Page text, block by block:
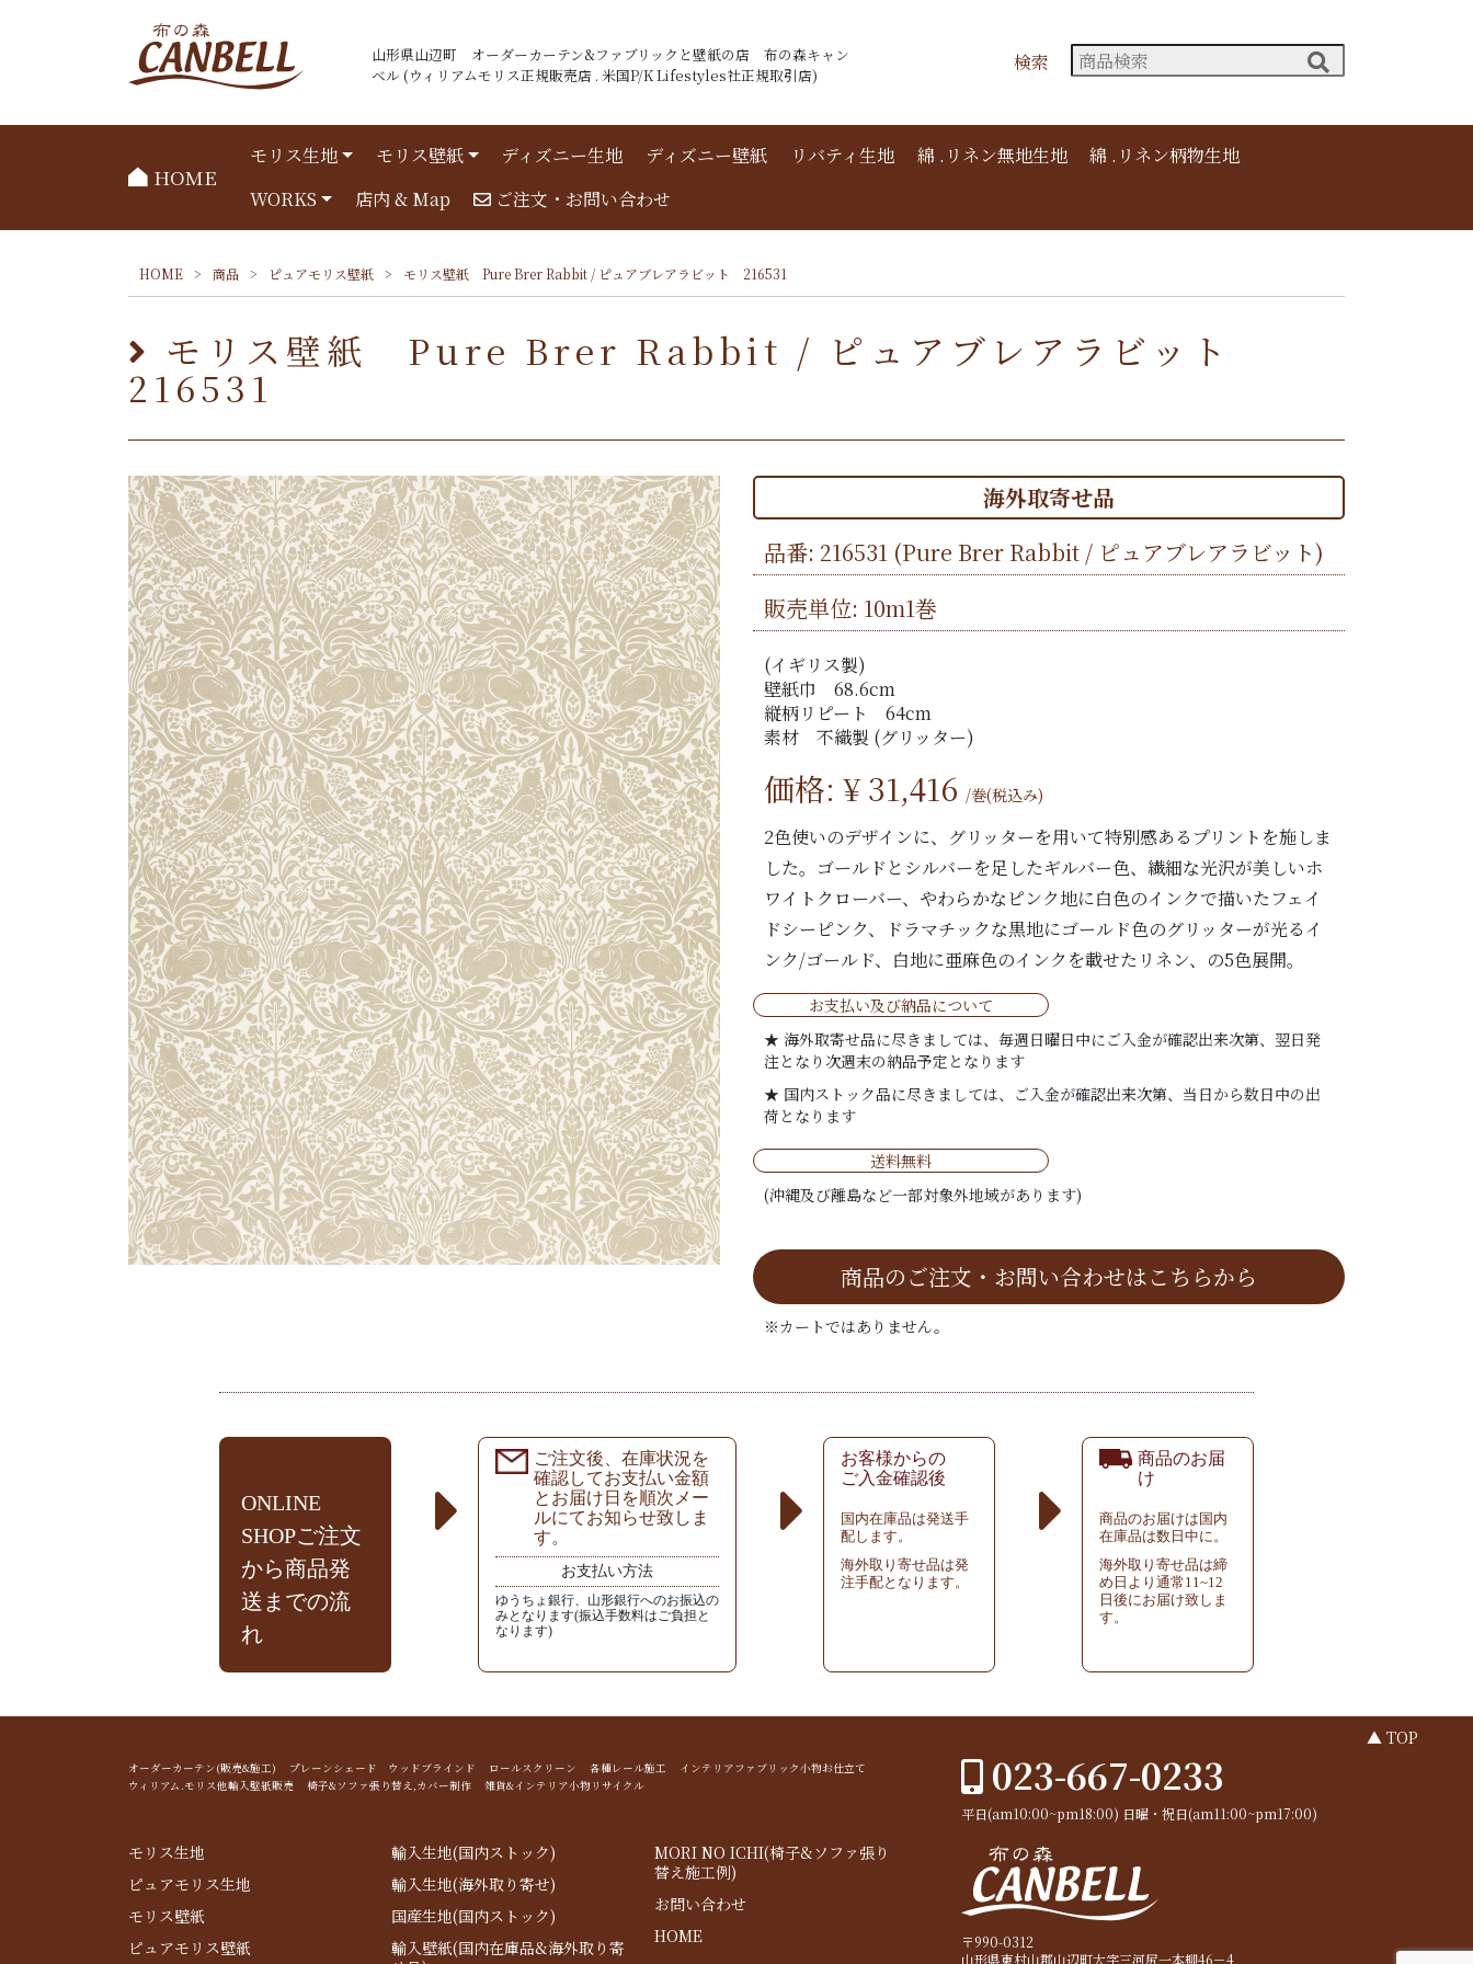
山形県山辺町 オーダーカーテン&ファブリックと壁紙の店 布の森キャン
ベル (ウィリアムモリス正規販売店 . 米国P/K Lifestyles社正規取引店)
検索
HOME
モリス生地 モリス壁紙 ディズニー生地 ディズニー壁紙 リバティ生地 綿 .リネン無地生地
綿 .リネン柄物生地
WORKS
店内 & Map ご注文・お問い合わせ
HOME > 商品 > ピュアモリス壁紙 > モリス壁紙 Pure Brer Rabbit / ピュアブレアラビット 216531
モリス壁紙 Pure Brer Rabbit / ピュアブレアラビット
216531
海外取寄せ品
品番: 216531 (Pure Brer Rabbit / ピュアブレアラビット)
販売単位: 10m1巻
(イギリス製)
壁紙巾 68.6cm
縦柄リピート 64cm
素材 不織製 (グリッター)
価格: ¥31,416 /巻(税込み)
2色使いのデザインに、グリッターを用いて特別感あるプリントを施しま
した。ゴールドとシルバーを足したギルバー色、繊細な光沢が美しいホ
ワイトクローバー、やわらかなピンク地に白色のインクで描いたフェイ
ドシーピンク、ドラマチックな黒地にゴールド色のグリッターが光るイ
ンク/ゴールド、白地に亜麻色のインクを載せたリネン、の5色展開。
お支払い及び納品について
★ 海外取寄せ品に尽きましては、毎週日曜日中にご入金が確認出来次第、翌日発
注となり次週末の納品予定となります
★ 国内ストック品に尽きましては、ご入金が確認出来次第、当日から数日中の出
荷となります
送料無料
(沖縄及び離島など一部対象外地域があります)
商品のご注文・お問い合わせはこちらから
※カートではありません。
ONLINE
SHOPご注文
から商品発
送までの流
れ
ご注文後、在庫状況を
確認してお支払い金額
とお届け日を順次メー
ルにてお知らせ致しま
す。
お支払い方法
ゆうちょ銀行、山形銀行へのお振込の
みとなります(振込手数料はご負担と
なります)
お客様からの
ご入金確認後
国内在庫品は発送手
配します。
海外取り寄せ品は発
注手配となります。
商品のお届
け
商品のお届けは国内
在庫品は数日中に。
海外取り寄せ品は締
め日より通常11~12
日後にお届け致しま
す。
▲ TOP
オーダーカーテン(販売&施工) プレーンシェード ウッドブラインド ロールスクリーン 各種レール施工 インテリアファブリック小物お仕立て
ウィリアム.モリス他輸入壁紙販売 椅子&ソファ張り替え,カバー制作 雑貨&インテリア小物リサイクル
モリス生地
ピュアモリス生地
モリス壁紙
ピュアモリス壁紙
輸入生地(国内ストック)
輸入生地(海外取り寄せ)
国産生地(国内ストック)
輸入壁紙(国内在庫品&海外取り寄
MORI NO ICHI(椅子&ソファ張り
替え施工例)
お問い合わせ
HOME
023-667-0233
平日(am10:00~pm18:00) 日曜・祝日(am11:00~pm17:00)
〒990-0312
山形県東村山郡山辺町大字三河尻一本柳46－4